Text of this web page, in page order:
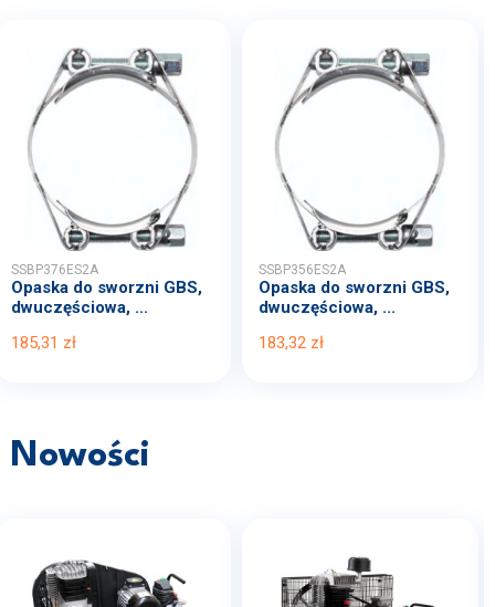
SSBP376ES2A
Opaska do sworzni GBS,
dwuczęściowa, ...
185,31 zł
SSBP356ES2A
Opaska do sworzni GBS,
dwuczęściowa, ...
183,32 zł
Nowości